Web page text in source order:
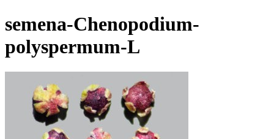
semena-Chenopodium-
polyspermum-L